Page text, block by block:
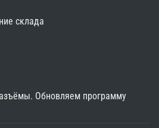
склада
Обновляем программу